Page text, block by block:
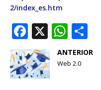
2/index_es.htm
F
a
c
e
X W
h
at
h
ANTERIOR
Web 2.0